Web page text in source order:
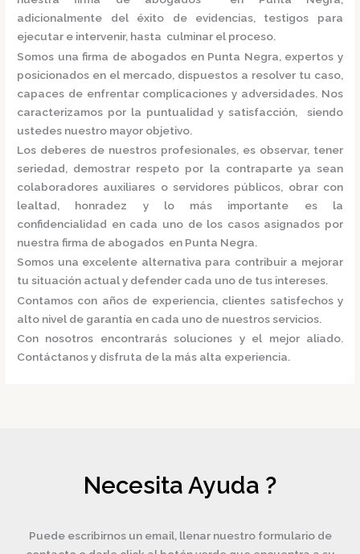
adicionalmente del éxito de evidencias, testigos para
ejecutar e intervenir, hasta culminar el proceso.
Somos unafirma de abogados en Punta Negra, expertos y
posicionados en el mercado, dispuestos a resolver tu caso,
capaces de enfrentar complicaciones y adversidades. Nos
caracterizamos por la puntualidad y satisfacción, siendo
ustedes nuestro mayor objetivo.
Los deberes de nuestros profesionales, es observar, tener
seriedad, demostrar respeto por la contraparte ya sean
colaboradores auxiliares o servidores públicos, obrar con
lealtad, honradez y lo más importante es la
confidencialidad en cada uno de los casos asignados por
nuestrafirma de abogados en Punta Negra.
Somos una excelente alternativa para contribuir a mejorar
tu situación actual y defender cada uno de tus intereses.
Contamos con años de experiencia, clientes satisfechos y
alto nivel de garantía en cada uno de nuestros servicios.
Con nosotros encontrarás soluciones y el mejor aliado.
Contáctanos y disfruta de la más alta experiencia.
Necesita Ayuda ?
Puede escribirnos un email, llenar nuestro formulario de